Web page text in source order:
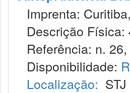
Imprenta:
Descrição Física:
Referência: n.
Disponibilidade:
Localização: STJ